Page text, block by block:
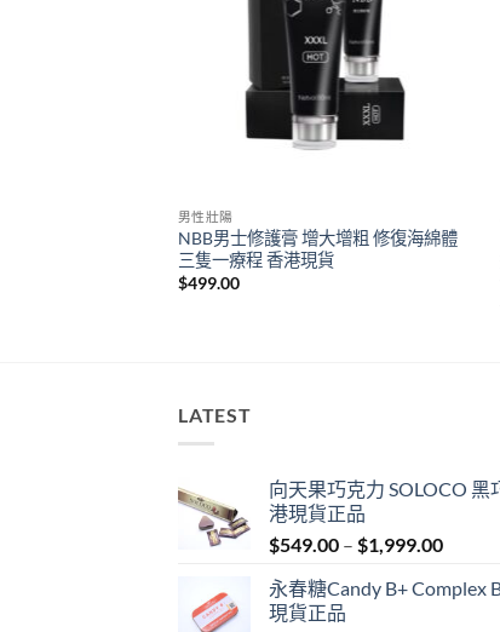
男性壯陽
NBB男士修護膏 增大增粗 修復海綿體
三隻一療程 香港現貨
$499.00
LATEST
向天果巧克力 SOLOCO 黑
港現貨正品
$549.00 – $1,999.00Price
永春糖Candy B+ Complex
現貨正品